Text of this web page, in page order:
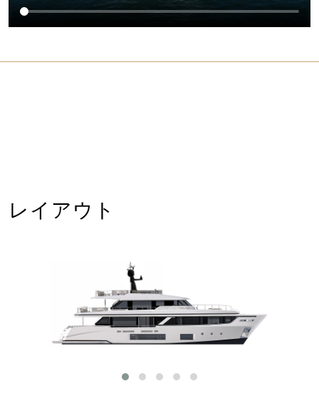
レイアウト